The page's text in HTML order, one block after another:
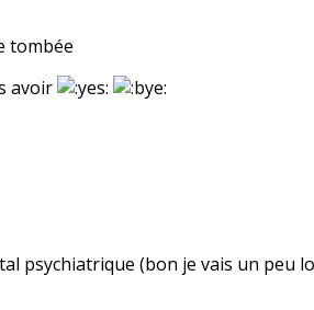
tombée
avoir
psychiatrique (bon je vais un peu